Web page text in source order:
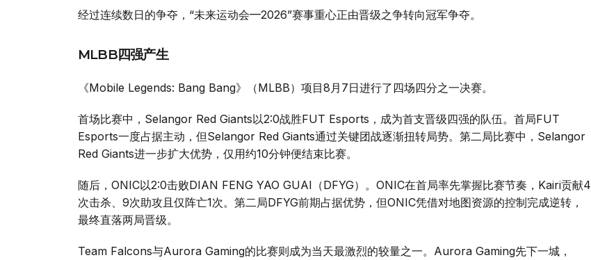
经过连续数日的争夺，“未来运动会—2026”赛事重心正由晋级之争转向冠军争夺。
MLBB四强产生
《Mobile Legends: Bang Bang》（MLBB）项目8月7日进行了四场四分之一决赛。
首场比赛中，Selangor Red Giants以2:0战胜FUT Esports，成为首支晋级四强的队伍。首局FUT
Esports一度占据主动，但Selangor Red Giants通过关键团战逐渐扭转局势。第二局比赛中，Selangor
Red Giants进一步扩大优势，仅用约10分钟便结束比赛。
随后，ONIC以2:0击败DIAN FENG YAO GUAI（DFYG）。ONIC在首局率先掌握比赛节奏，Kairi贡献4
次击杀、9次助攻且仅阵亡1次。第二局DFYG前期占据优势，但ONIC凭借对地图资源的控制完成逆转，
最终直落两局晋级。
Team Falcons与Aurora Gaming的比赛则成为当天最激烈的较量之一。Aurora Gaming先下一城，